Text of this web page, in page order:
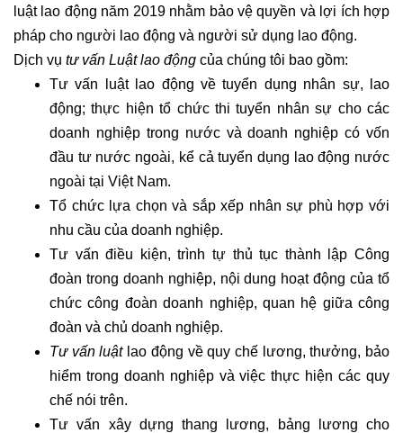
luật lao động năm 2019nhằm bảo vệ quyền và lợi ích hợp
pháp cho người lao động và người sử dụng lao động.
Dịch vụ tư vấn Luật lao động của chúng tôi bao gồm:
Tư vấn luật lao động về tuyển dụng nhân sự, lao
động; thực hiện tổ chức thi tuyển nhân sự cho các
doanh nghiệp trong nước và doanh nghiệp có vốn
đầu tư nước ngoài, kể cả tuyển dụng lao động nước
ngoài tại Việt Nam.
Tổ chức lựa chọn và sắp xếp nhân sự phù hợp với
nhu cầu của doanh nghiệp.
Tư vấn điều kiện, trình tự thủ tục thành lập Công
đoàn trong doanh nghiệp, nội dung hoạt động của tổ
chức công đoàn doanh nghiệp, quan hệ giữa công
đoàn và chủ doanh nghiệp.
Tư vấn luậtlao động về quy chế lương, thưởng, bảo
hiểm trong doanh nghiệp và việc thực hiện các quy
chế nói trên.
Tư vấn xây dựng thang lương, bảng lương cho